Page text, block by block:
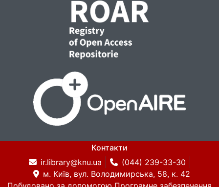
Контакти
ir.library@knu.ua
(044) 239-33-30
м. Київ, вул. Володимирська, 58, к. 42